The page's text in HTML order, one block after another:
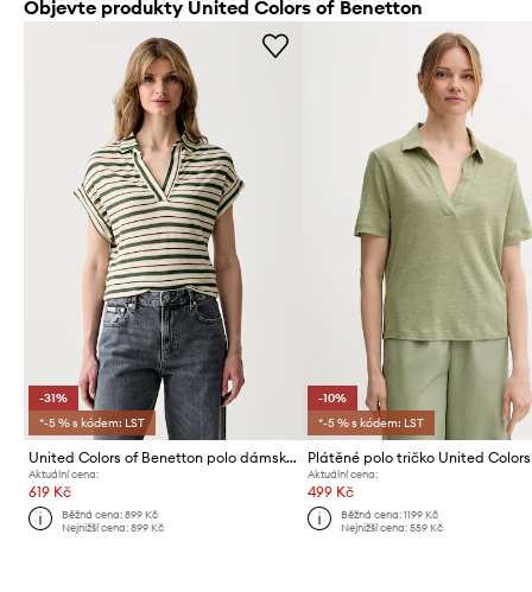
Objevte produkty United Colors of Benetton
-31%
*-5 % s kódem: LST
United Colors of Benetton polo dámské se lnem
Aktuální cena:
619 Kč
Běžná cena:899 Kč
Nejnižší cena:899 Kč
-10%
*-5 % s kódem: LST
Aktuální cena:
499 Kč
Běžná cena: 1199 Kč
Nejnižší cena: 559 Kč